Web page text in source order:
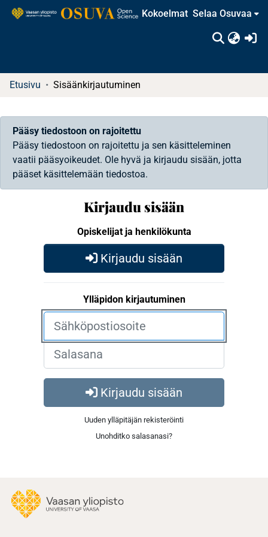
Kokoelmat Selaa Osuvaa
Etusivu Sisäänkirjautuminen
Pääsy tiedostoon on rajoitettu
Pääsy tiedostoon on rajoitettu ja sen käsitteleminen
vaatii pääsyoikeudet. Ole hyvä ja kirjaudu sisään, jotta
pääset käsittelemään tiedostoa.
Kirjaudu sisään
Opiskelijat ja henkilökunta
Kirjaudu sisään
Ylläpidon kirjautuminen
Kirjaudu sisään
Uuden ylläpitäjän rekisteröinti
Unohditko salasanasi?